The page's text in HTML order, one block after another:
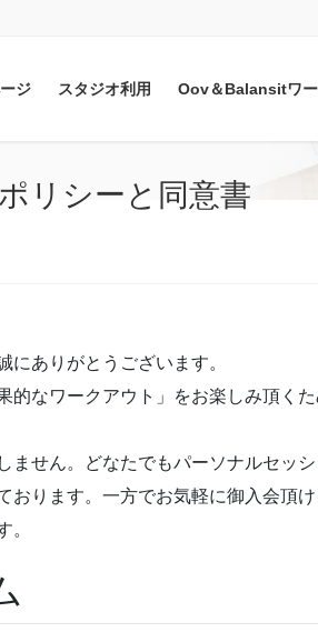
ジ スタジオ利用 Oov＆Balansitワ
リシーと同意書
ありがとうございます。
なワークアウト」をお楽しみ頂く
せん。どなたでもパーソナルセッ
ります。一方でお気軽に御入会頂
。